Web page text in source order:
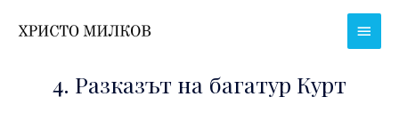
Main
4. Разказът на багатур Курт